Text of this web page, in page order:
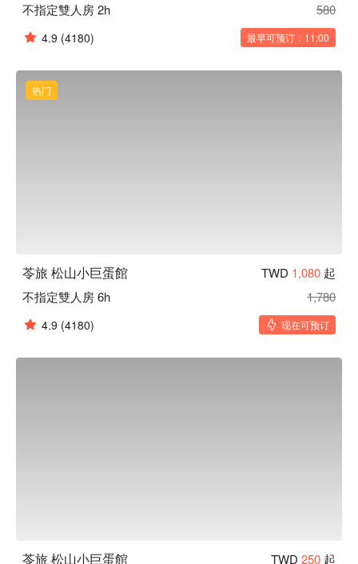
不指定雙人房 2h
580
4.9 (4180) 最早可预订：11:00
热门
苓旅 松山小巨蛋館 TWD 1,080 起
不指定雙人房 6h
1,780
4.9 (4180) 现在可预订
苓旅 松山小巨蛋館 TWD 250 起